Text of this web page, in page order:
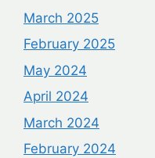
March 2025
February 2025
May 2024
April 2024
March 2024
February 2024